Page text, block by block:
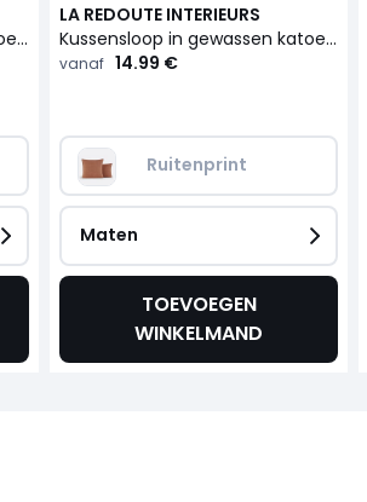
Kussensloop in gewassen katoen, Monille
LA REDOUTE INTERIEURS
Kussensloop in gewassen katoen, Monille
vanaf 14.99 €
Ruitenprint
Maten
TOEVOEGEN
WINKELMAND